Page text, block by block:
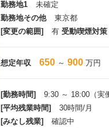
勤務地1
未確定
勤務地その他
東京都
[変更の範囲]
有 受動喫煙対策
想定年収 650 ～ 900 万円
[勤務時間]
9:30 ～ 18:00（実
[平均残業時間]
30時間/月
[みなし残業]
確認中